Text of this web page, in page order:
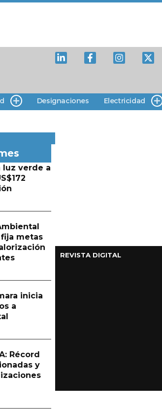
Designaciones Electricidad
luz verde a
metas
inicia
a
Récord
y
REVISTA DIGITAL